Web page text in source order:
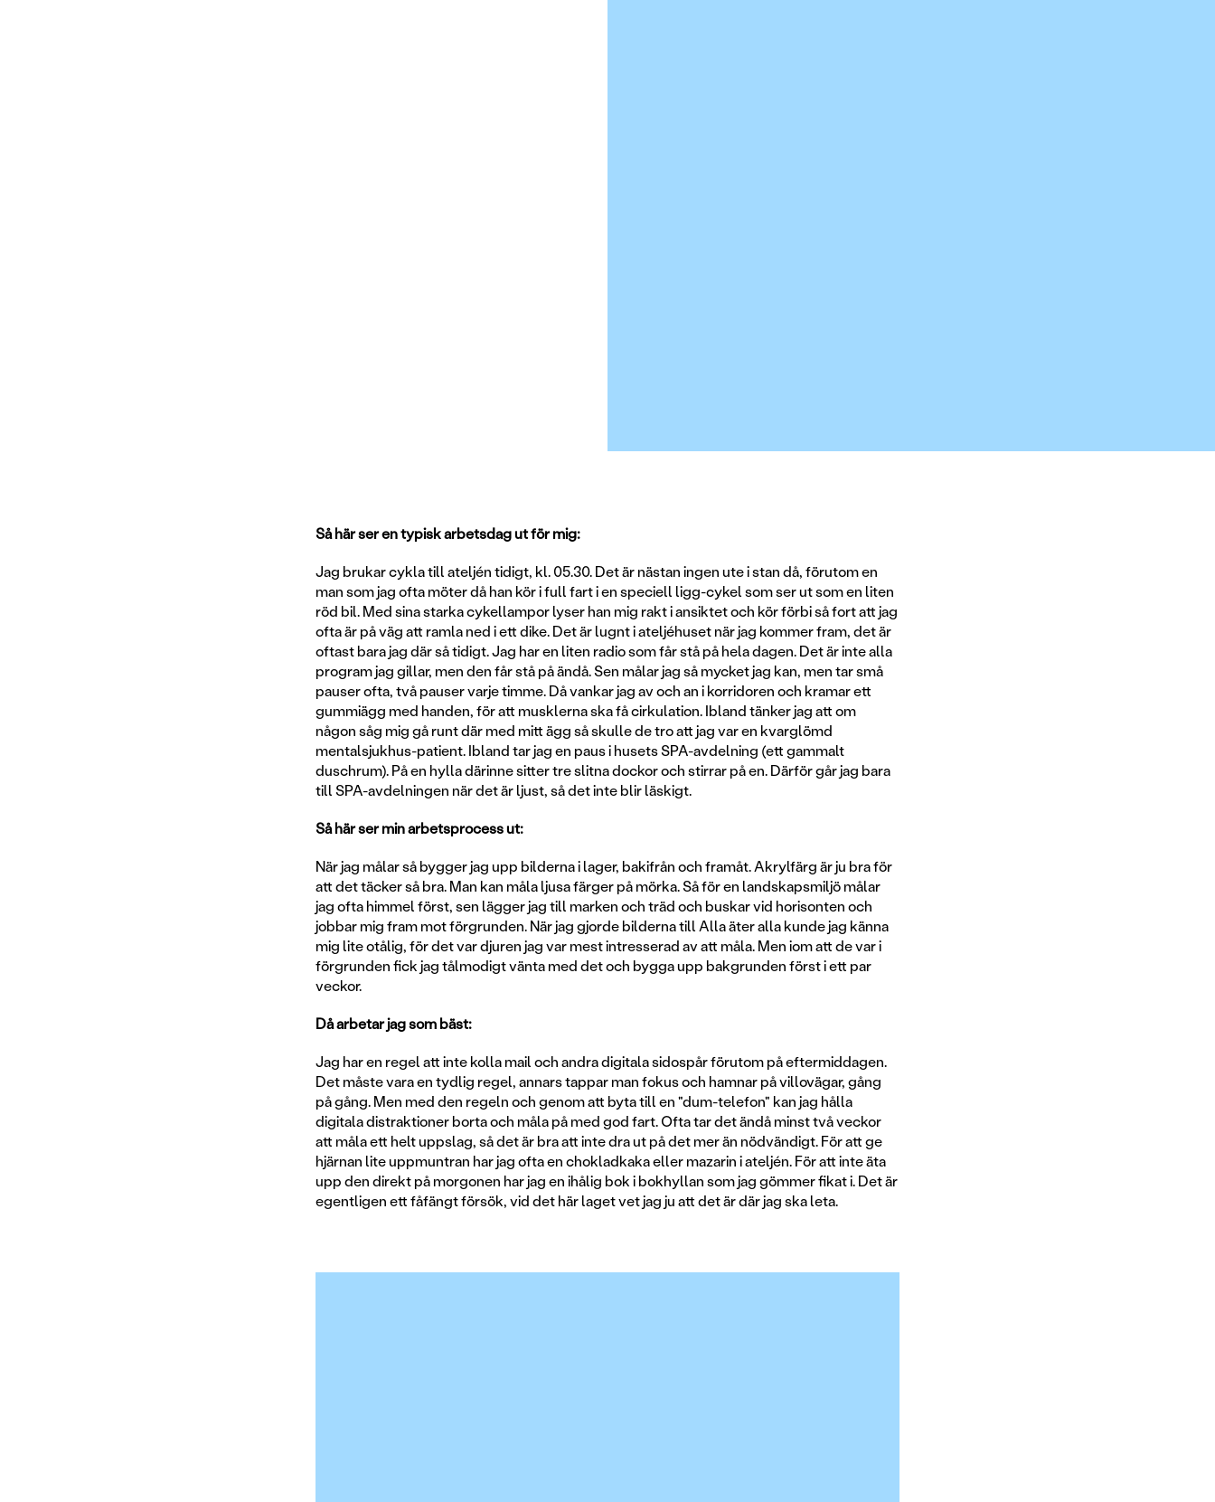
Så här ser en typisk arbetsdag ut för mig:
Jag brukar cykla till ateljén tidigt, kl. 05.30. Det är nästan ingen ute i stan då, förutom en
man som jag ofta möter då han kör i full fart i en speciell ligg-cykel som ser ut som en liten
röd bil. Med sina starka cykellampor lyser han mig rakt i ansiktet och kör förbi så fort att jag
ofta är på väg att ramla ned i ett dike. Det är lugnt i ateljéhuset när jag kommer fram, det är
oftast bara jag där så tidigt. Jag har en liten radio som får stå på hela dagen. Det är inte alla
program jag gillar, men den får stå på ändå. Sen målar jag så mycket jag kan, men tar små
pauser ofta, två pauser varje timme. Då vankar jag av och an i korridoren och kramar ett
gummiägg med handen, för att musklerna ska få cirkulation. Ibland tänker jag att om
någon såg mig gå runt där med mitt ägg så skulle de tro att jag var en kvarglömd
mentalsjukhus-patient. Ibland tar jag en paus i husets SPA-avdelning (ett gammalt
duschrum). På en hylla därinne sitter tre slitna dockor och stirrar på en. Därför går jag bara
till SPA-avdelningen när det är ljust, så det inte blir läskigt.
Så här ser min arbetsprocess ut:
När jag målar så bygger jag upp bilderna i lager, bakifrån och framåt. Akrylfärg är ju bra för
att det täcker så bra. Man kan måla ljusa färger på mörka. Så för en landskapsmiljö målar
jag ofta himmel först, sen lägger jag till marken och träd och buskar vid horisonten och
jobbar mig fram mot förgrunden. När jag gjorde bilderna till Alla äter alla kunde jag känna
mig lite otålig, för det var djuren jag var mest intresserad av att måla. Men iom att de var i
förgrunden fick jag tålmodigt vänta med det och bygga upp bakgrunden först i ett par
veckor.
Då arbetar jag som bäst:
Jag har en regel att inte kolla mail och andra digitala sidospår förutom på eftermiddagen.
Det måste vara en tydlig regel, annars tappar man fokus och hamnar på villovägar, gång
på gång. Men med den regeln och genom att byta till en "dum-telefon" kan jag hålla
digitala distraktioner borta och måla på med god fart. Ofta tar det ändå minst två veckor
att måla ett helt uppslag, så det är bra att inte dra ut på det mer än nödvändigt. För att ge
hjärnan lite uppmuntran har jag ofta en chokladkaka eller mazarin i ateljén. För att inte äta
upp den direkt på morgonen har jag en ihålig bok i bokhyllan som jag gömmer fikat i. Det är
egentligen ett fåfängt försök, vid det här laget vet jag ju att det är där jag ska leta.